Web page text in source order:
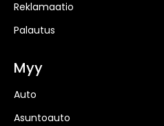
Reklamaatio
Palautus
Myy
Auto
Asuntoauto